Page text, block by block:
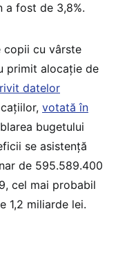
a fost de 3,8%.
copii cu vârste
primit alocaţie de
datelor
votată în
bugetului
se asistenţă
de 595.589.400
cel mai probabil
1,2 miliarde lei.